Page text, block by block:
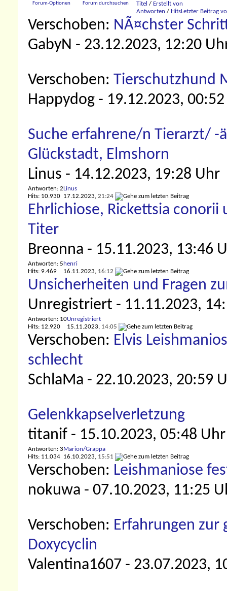
Forum-Optionen Forum durchsuchen Titel / Erstellt von
Antworten / HitsLetzter Beitrag
Verschoben: NÃ¤chster
GabyN - 23.12.2023, 12:20
Verschoben: Tierschutzhund
Happydog - 19.12.2023,
Suche erfahrene/n Tierarzt/ -
Glückstadt, Elmshorn
Linus - 14.12.2023, 19:28 Uhr
Antworten: 2
Hits: 10.930
Linus
17.12.2023, 21:24
Ehrlichiose, Rickettsia
Titer
Breonna - 15.11.2023, 13:46
Antworten: 5
Hits: 9.469
henri
16.11.2023, 16:12
Unsicherheiten und Fragen
Unregistriert - 11.11.2023,
Antworten: 10
Hits: 12.920
Unregistriert
15.11.2023, 14:05
Verschoben: Elvis
schlecht
SchlaMa - 22.10.2023, 20:59
Gelenkkapselverletzung
titanif - 15.10.2023, 05:48 Uhr
Antworten: 3
Hits: 11.034
Marion/Grappa
16.10.2023, 15:51
Verschoben: Leishmaniose
nokuwa - 07.10.2023, 11:25
Verschoben: Erfahrungen zur
Doxycyclin
Valentina1607 - 23.07.2023,